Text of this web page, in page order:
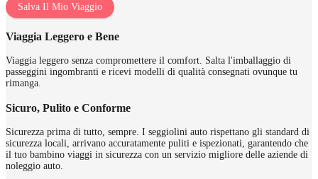
Salva Il Mio Viaggio
Viaggia Leggero e Bene
Viaggia leggero senza compromettere il comfort. Salta l'imballaggio di
passeggini ingombranti e ricevi modelli di qualità consegnati ovunque tu
rimanga.
Sicuro, Pulito e Conforme
Sicurezza prima di tutto, sempre. I seggiolini auto rispettano gli standard di
sicurezza locali, arrivano accuratamente puliti e ispezionati, garantendo che
il tuo bambino viaggi in sicurezza con un servizio migliore delle aziende di
noleggio auto.